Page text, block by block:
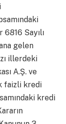
Sayılı
gelen
illerdeki
A.Ş. ve
faizli kredi
kredi